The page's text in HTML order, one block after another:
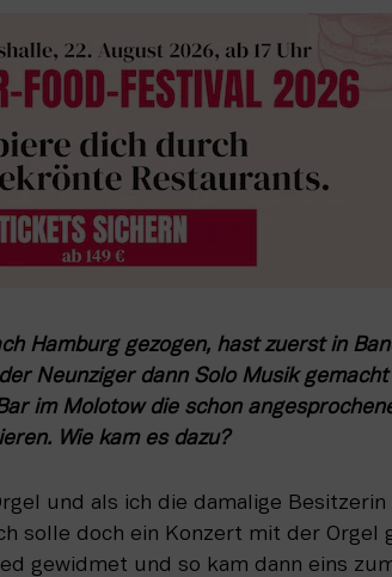
Hamburg gezogen, hast zuerst in
Neunziger dann Solo Musik
im Molotow die schon
Wie kam es dazu?
und als ich die damalige
solle doch ein Konzert mit der Orgel
gewidmet und so kam dann eins